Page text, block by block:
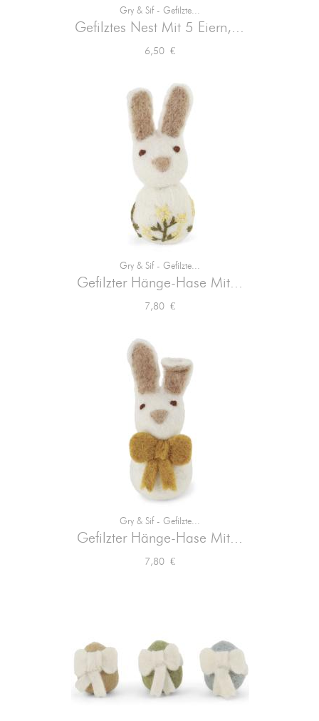
Gry & Sif - Gefilzte...
Gefilztes Nest Mit 5 Eiern,...
Preis
6,50 €
Gry & Sif - Gefilzte...
Gefilzter Hänge-Hase Mit...
Preis
7,80 €
Gry & Sif - Gefilzte...
Gefilzter Hänge-Hase Mit...
Preis
7,80 €